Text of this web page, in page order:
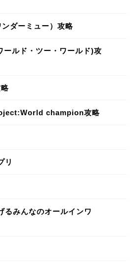
ダーミュー）攻略
ルド・ツー・ワールド)攻
champion攻略
リ
みんなのオールインワ